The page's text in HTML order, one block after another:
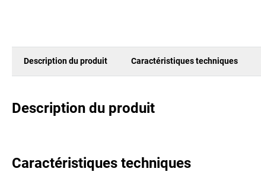
Description du produit Caractéristiques techniques
Description du produit
Caractéristiques techniques